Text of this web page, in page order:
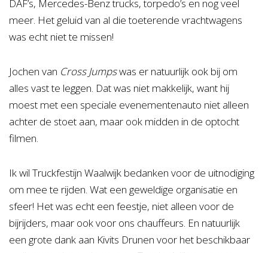
DAF’s, Mercedes-Benz trucks, torpedo’s en nog veel
meer. Het geluid van al die toeterende vrachtwagens
was echt niet te missen!
Jochen van Cross Jumpswas er natuurlijk ook bij om
alles vast te leggen. Dat was niet makkelijk, want hij
moest met een speciale evenementenauto niet alleen
achter de stoet aan, maar ook midden in de optocht
filmen.
Ik wil Truckfestijn Waalwijk bedanken voor de uitnodiging
om mee te rijden. Wat een geweldige organisatie en
sfeer! Het was echt een feestje, niet alleen voor de
bijrijders, maar ook voor ons chauffeurs. En natuurlijk
een grote dank aan Kivits Drunen voor het beschikbaar